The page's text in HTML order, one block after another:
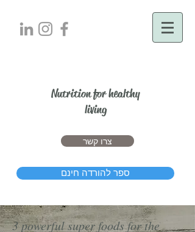
Nutrition for healthy
living
צרו קשר
ספר להורדה חינם
3 powerful super foods for the